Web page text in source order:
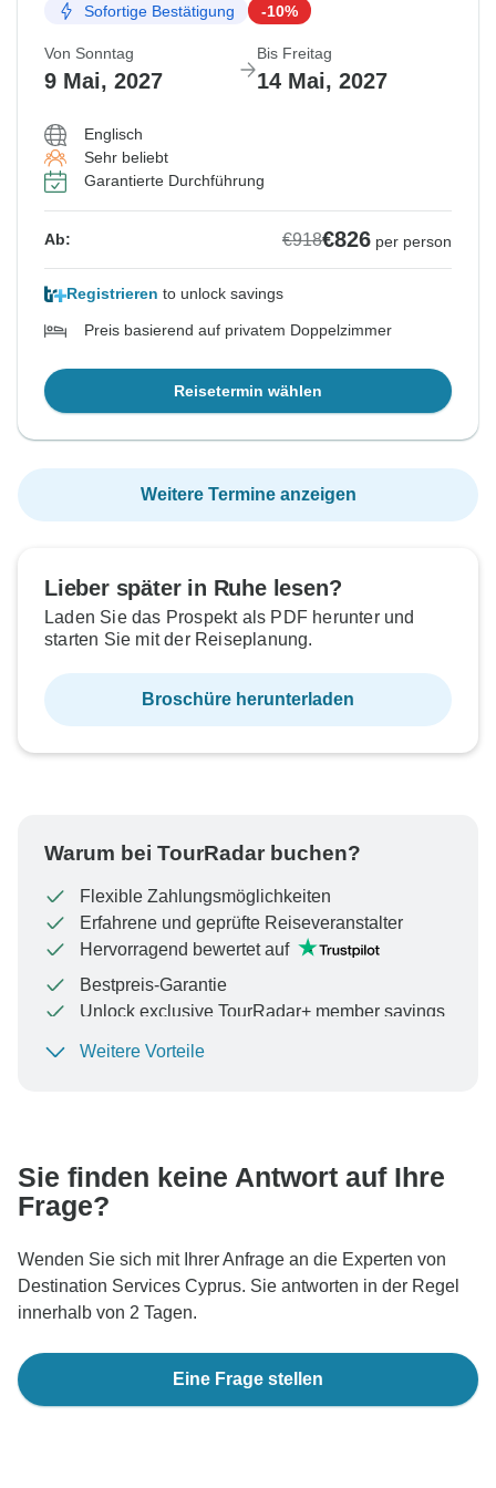
Sofortige Bestätigung -10%
Von Sonntag
9 Mai, 2027
Bis Freitag
14 Mai, 2027
Englisch
Sehr beliebt
Garantierte Durchführung
Ab: €918€826 per person
Registrieren to unlock savings
Preis basierend auf privatem Doppelzimmer
Reisetermin wählen
Weitere Termine anzeigen
Lieber später in Ruhe lesen?
Laden Sie das Prospekt als PDF herunter und
starten Sie mit der Reiseplanung.
Broschüre herunterladen
Warum bei TourRadar buchen?
Flexible Zahlungsmöglichkeiten
Erfahrene und geprüfte Reiseveranstalter
Hervorragend bewertet auf
Bestpreis-Garantie
Unlock exclusive TourRadar+ member savings
Um Ihre Zahlung zu schützen und sicherzustellen,
Weitere Vorteile
Sie finden keine Antwort auf Ihre
Frage?
Wenden Sie sich mit Ihrer Anfrage an die Experten von
Destination Services Cyprus. Sie antworten in der Regel
innerhalb von 2 Tagen.
Eine Frage stellen